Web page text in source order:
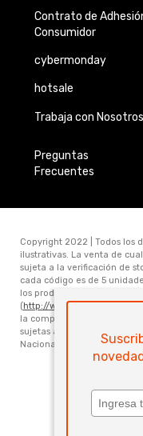
Contrato de
Consumidor
cybermonday
hotsale
Trabaja con Nosotros
Preguntas
Frecuentes
Copyright 2022 | Todos los
ilustrativas. La venta de
sujeta a la verificación de
cada código es de 5
los productos publicados
( http://
la compra online. Las
sujetas a cambios sin previo
Nacional Nro 168 Km 473.6